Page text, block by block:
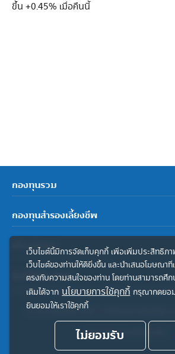
ขึ้น +0.45% เมื่อคืนนี้
กองทุนรวม
กองทุนสำรองเลี้ยงชีพ
เกี่ยวกับเรา
ลิงค์ที่เกี่ยวข้อง
© สงวนลิขสิทธิ์ 2567 บริษัทหลักทรัพย์จัดการ
ประกาศความเป็นส่วนตัว
เว็บไซต์นี้มีการจัดเก็บคุกกี้ เพื่อเพิ่มประสิทธิภา
เว็บไซต์ของท่านให้ดียิ่งขึ้น และนำเสนอโฆษณาที่
ตรงกับความสนใจของท่าน โดยท่านสามารถศึ
เติมได้จาก นโยบายการใช้คุกกี้ กรุณากดยอ
ยินยอมให้เราใช้คุกกี้
ไม่ยอมรับ